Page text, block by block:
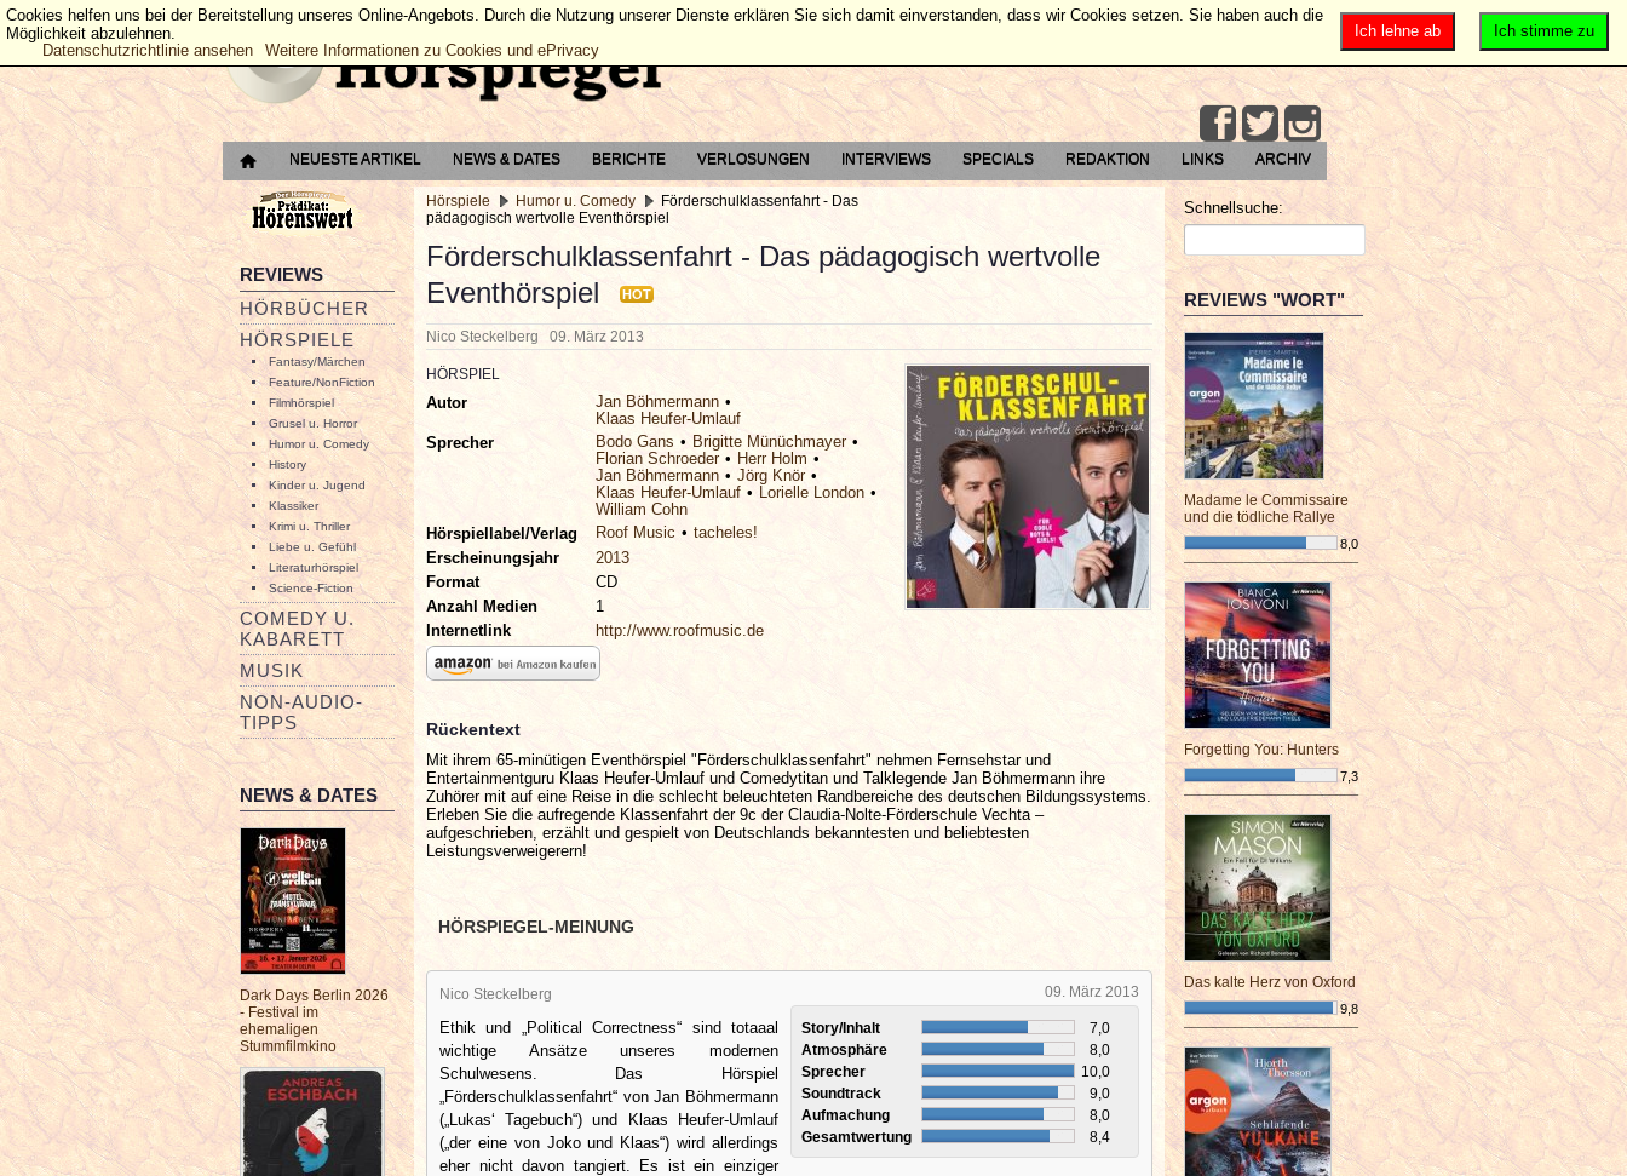
NEUESTE ARTIKEL NEWS & DATES BERICHTE VERLOSUNGEN INTERVIEWS SPECIALS REDAKTION LINKS ARCHIV
REVIEWS
HÖRBÜCHER
HÖRSPIELE
Fantasy/Märchen
Feature/NonFiction
Filmhörspiel
Grusel u. Horror
Humor u. Comedy
History
Kinder u. Jugend
Klassiker
Krimi u. Thriller
Liebe u. Gefühl
Literaturhörspiel
Science-Fiction
COMEDY U.
KABARETT
MUSIK
NON-AUDIO-
TIPPS
NEWS & DATES
Dark Days Berlin 2026
- Festival im
ehemaligen
Stummfilmkino
Hörspiele Humor u. Comedy
Förderschulklassenfahrt - Das
pädagogisch wertvolle Eventhörspiel
Förderschulklassenfahrt - Das pädagogisch wertvolle
Eventhörspiel
HOT
Nico Steckelberg 09. März 2013
HÖRSPIEL
Autor
Jan Böhmermann
Klaas Heufer-Umlauf
Sprecher
Bodo Gans
Brigitte Münüchmayer
Florian Schroeder
Herr Holm
Jan Böhmermann
Jörg Knör
Klaas Heufer-Umlauf
Lorielle London
William Cohn
Hörspiellabel/Verlag
Roof Music
tacheles!
Erscheinungsjahr
2013
Format
CD
Anzahl Medien
1
Internetlink
http://www.roofmusic.de
Rückentext
Mit ihrem 65-minütigen Eventhörspiel "Förderschulklassenfahrt" nehmen Fernsehstar und
Entertainmentguru Klaas Heufer-Umlauf und Comedytitan und Talklegende Jan Böhmermann ihre
Zuhörer mit auf eine Reise in die schlecht beleuchteten Randbereiche des deutschen Bildungssystems.
Erleben Sie die aufregende Klassenfahrt der 9c der Claudia-Nolte-Förderschule Vechta –
aufgeschrieben, erzählt und gespielt von Deutschlands bekanntesten und beliebtesten
Leistungsverweigerern!
HÖRSPIEGEL-MEINUNG
09. März 2013
Nico Steckelberg
Story/Inhalt
7,0
Atmosphäre
8,0
Sprecher
10,0
Soundtrack
9,0
Aufmachung
8,0
Gesamtwertung
8,4
Ethik und „Political Correctness“ sind totaaal
wichtige Ansätze unseres modernen
Schulwesens. Das Hörspiel
„Förderschulklassenfahrt“ von Jan Böhmermann
(„Lukas‘ Tagebuch“) und Klaas Heufer-Umlauf
(„der eine von Joko und Klaas“) wird allerdings
eher nicht davon tangiert. Es ist ein einziger
Schnellsuche:
REVIEWS "WORT"
Madame le Commissaire
und die tödliche Rallye
8,0
¯¯¯¯¯¯¯¯¯¯¯¯¯¯¯¯¯¯¯¯¯¯¯¯
Forgetting You: Hunters
7,3
¯¯¯¯¯¯¯¯¯¯¯¯¯¯¯¯¯¯¯¯¯¯¯¯
Das kalte Herz von Oxford
9,8
¯¯¯¯¯¯¯¯¯¯¯¯¯¯¯¯¯¯¯¯¯¯¯¯
Ich stimme zu
Ich lehne ab
Cookies helfen uns bei der Bereitstellung unseres Online-Angebots. Durch die Nutzung unserer Dienste erklären Sie sich damit einverstanden, dass wir Cookies setzen. Sie haben auch die
Möglichkeit abzulehnen.
Datenschutzrichtlinie ansehen
Weitere Informationen zu Cookies und ePrivacy